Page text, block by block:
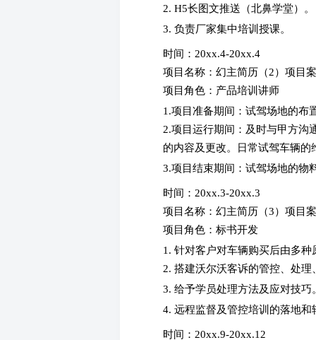
2. H5长图文推送（北鼻学堂）。
3. 负责厂家集中培训授课。
时间：20xx.4-20xx.4
项目名称：幻主简历（2）项目
项目角色：产品培训讲师
1.项目准备期间：试驾场地的布
2.项目运行期间：及时与甲方沟
的内容及更改。日常试驾车辆的
3.项目结束期间：试驾场地的物
时间：20xx.3-20xx.3
项目名称：幻主简历（3）项目
项目角色：标书开发
1. 针对客户对车辆购买后由多
2. 搭建沃尔沃客诉的管控、处理
3. 给予学员处理方法及应对技巧
4. 远程监督及管控培训的落地和
时间：20xx.9-20xx.12